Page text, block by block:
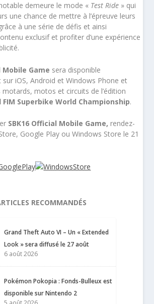
demeure le mode « Test Ride » qui
une chance de mettre à l’épreuve leurs
à une série de défis et ainsi
exclusif et profiter d’une expérience
Mobile Game sera disponible
iOS, Android et Windows Phone et
motards, motos et circuits de l’édition
FIM Superbike World Championship.
SBK16 Official Mobile Game, rendez-
Google Play ou Windows Store le 21
RECOMMANDÉS
Grand Theft Auto VI – Un « Extended
Look » sera diffusé le 27 août
6 août 2026
Pokémon Pokopia : Fonds-Bulleux est
disponible sur Nintendo 2